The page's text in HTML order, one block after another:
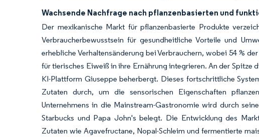
Wachsende Nachfrage nach pflanzenbasierten und
Der mexikanische Markt für pflanzenbasierte Produkte
Verbraucherbewusstsein für gesundheitliche Vorteile und
erhebliche Verhaltensänderung bei Verbrauchern, wobei 54 %
für tierisches Eiweiß in ihre Ernährung integrieren. An der
KI-Plattform Giuseppe beherbergt. Dieses fortschrittliche
Zutaten durch, um die sensorischen Eigenschaften
Unternehmens in die Mainstream-Gastronomie wird durch
Starbucks und Papa John's belegt. Die Entwicklung des
Zutaten wie Agavefructane, Nopal-Schleim und fermentierte